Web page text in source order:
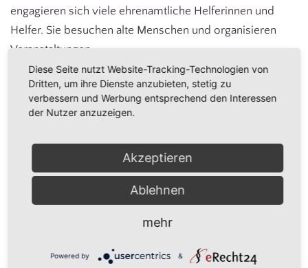
engagieren sich viele ehrenamtliche Helferinnen und
Helfer. Sie besuchen alte Menschen und organisieren
Veranstaltungen.
Regelmäßige Treffen der Helfergruppen finden in allen
Pfarrgemeinden des Dekanates statt. Bei Interesse
wenden Sie sich bitte an Ihre Pfarrgemeinde vor Ort.
Herz-Jesu Plauen
St. Christophorus Auerbach
Der Caritasverband unterstützt die Arbeit mit
Diese Seite nutzt Website-Tracking-Technologien von
Dritten, um ihre Dienste anzubieten, stetig zu
verbessern und Werbung entsprechend den Interessen
der Nutzer anzuzeigen.
Akzeptieren
Ablehnen
mehr
Powered by &